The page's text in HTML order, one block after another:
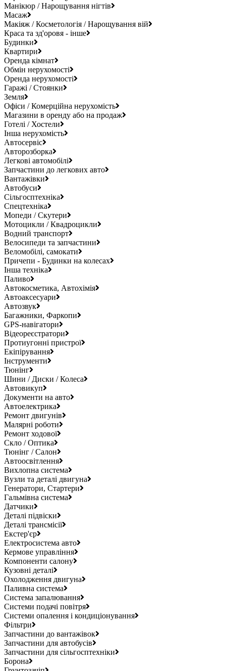
Манікюр / Нарощування нігтів
Масаж
Макіяж / Косметологія / Нарощування вій
Краса та зд'оровя - інше
Будинки
Квартири
Оренда кімнат
Обмін нерухомості
Оренда нерухомості
Гаражі / Стоянки
Земля
Офіси / Комерційна нерухомість
Магазини в оренду або на продаж
Готелі / Хостели
Інша нерухомість
Автосервіс
Авторозборка
Легкові автомобілі
Запчастини до легкових авто
Вантажівки
Автобуси
Сільгосптехніка
Спецтехніка
Мопеди / Скутери
Мотоцикли / Квадроцикли
Водний транспорт
Велосипеди та запчастини
Веломобілі, самокати
Причепи - Будинки на колесах
Інша техніка
Паливо
Автокосметика, Автохімія
Автоаксесуари
Автозвук
Багажники, Фаркопи
GPS-навігатори
Відеореєстратори
Протиугонні пристрої
Екіпірування
Інструменти
Тюнінг
Шини / Диски / Колеса
Автовикуп
Документи на авто
Автоелектрика
Ремонт двигунів
Малярні роботи
Ремонт ходової
Скло / Оптика
Тюнінг / Салон
Автоосвітлення
Вихлопна система
Вузли та деталі двигуна
Генератори, Стартери
Гальмівна система
Датчики
Деталі підвіски
Деталі трансмісії
Екстер'єр
Електросистема авто
Кермове управління
Компоненти салону
Кузовні деталі
Охолодження двигуна
Паливна система
Система запалювання
Системи подачі повітря
Системи опалення і кондиціонування
Фільтри
Запчастини до вантажівок
Запчастини для автобусів
Запчастини для сільгосптехніки
Борона